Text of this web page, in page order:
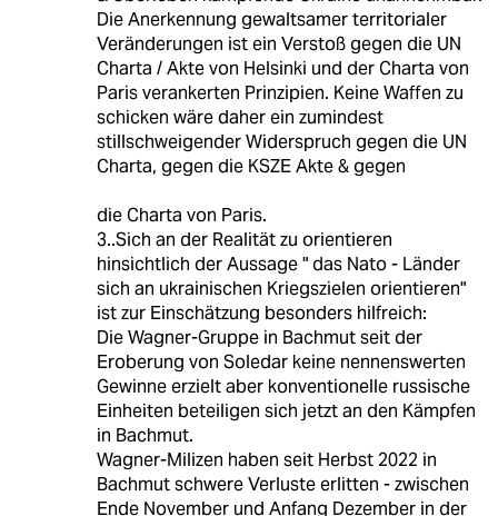
Die Anerkennung gewaltsamer territorialer
Veränderungen ist ein Verstoß gegen die UN
Charta / Akte von Helsinki und der Charta von
Paris verankerten Prinzipien. Keine Waffen zu
schicken wäre daher ein zumindest
stillschweigender Widerspruch gegen die UN
Charta, gegen die KSZE Akte & gegen
die Charta von Paris.
3..Sich an der Realität zu orientieren
hinsichtlich der Aussage " das Nato - Länder
sich an ukrainischen Kriegszielen orientieren"
ist zur Einschätzung besonders hilfreich:
Die Wagner-Gruppe in Bachmut seit der
Eroberung von Soledar keine nennenswerten
Gewinne erzielt aber konventionelle russische
Einheiten beteiligen sich jetzt an den Kämpfen
in Bachmut.
Wagner-Milizen haben seit Herbst 2022 in
Bachmut schwere Verluste erlitten - zwischen
Ende November und Anfang Dezember in der